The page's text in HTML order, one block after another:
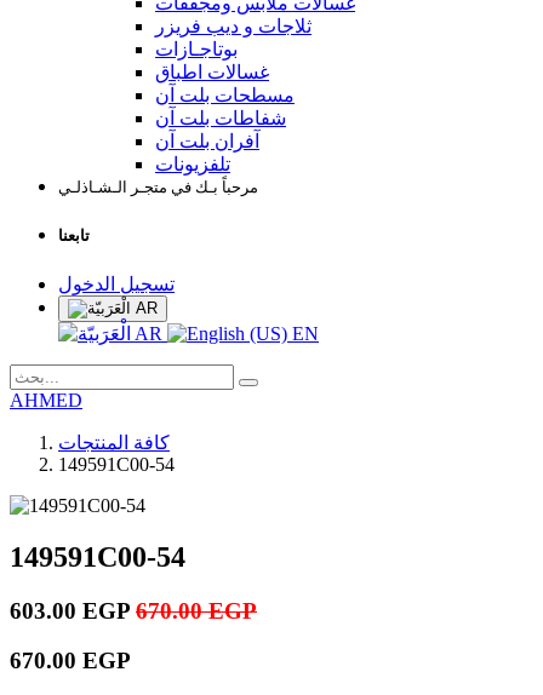
ثلاجات و ديب فريزر
بوتاجـازات
غسالات اطباق
مسطحات بلت آن
شفاطات بلت آن
آفران بلت آن
تلفزيونات
مرحباً بـك في متجـر الـشـاذلـي
تابعنا
تسجيل الدخول
AR
AR EN
AHMED
كافة المنتجات
149591C00-54
149591C00-54
603.00 EGP 670.00EGP
670.00 EGP